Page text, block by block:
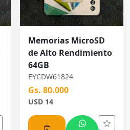
Memorias MicroSD
de Alto Rendimiento
64GB
EYCDW61824
Gs. 80.000
USD 14